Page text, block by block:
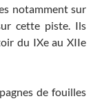
notamment sur
cette piste. Ils
du IXe au XIIe
de fouilles